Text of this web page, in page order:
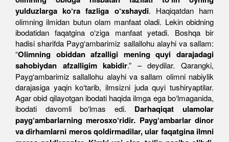
yulduzlarga ko‘ra fazliga o‘xshaydi. Haqiqatdan ham
olimning ilmidan butun olam manfaat oladi. Lekin obidning
ibodatidan faqatgina o‘ziga manfaat yetadi. Boshqa bir
hadisi sharifda Payg‘ambarimiz sallallohu alayhi va sallam:
“Olimning obiddan afzalligi mening quyi darajadagi
sahobiydan afzalligim kabidir.” – deydilar. Qarangki,
Payg‘ambarimiz sallallohu alayhi va sallam olimni nabiylik
darajasiga yaqin ko‘tarib, ilmsizni juda quyi tushiryaptilar.
Agar obid qilayotgan ibodati haqida ilmga ega bo‘lmaganida,
ibodati davomli bo‘lmas edi. Darhaqiqat ulamolar
payg‘ambarlarning merosxo‘ridir. Payg‘ambarlar dinor
va dirhamlarni meros qoldirmadilar, ular faqatgina ilmni